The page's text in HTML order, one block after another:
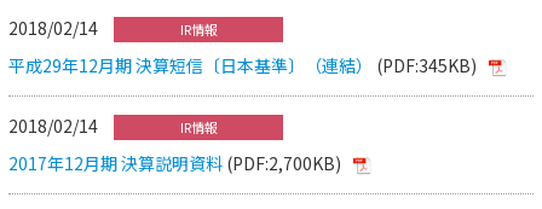
2018/02/14 IR情報
平成29年12月期 決算短信〔日本基準〕（連結） (PDF:345KB)
2018/02/14 IR情報
2017年12月期 決算説明資料 (PDF:2,700KB)